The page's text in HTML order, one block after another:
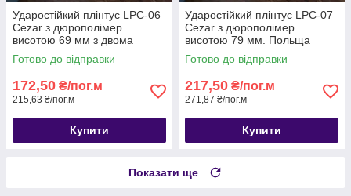
Ударостійкий плінтус LPC-06
Cezar з дюрополімер
висотою 69 мм з двома
кабель каналами. Плінтус
цезар
Готово до відправки
172,50 ₴/пог.м
215,63 ₴/пог.м
Купити
Ударостійкий плінтус LPC-07
Cezar з дюрополімер
висотою 79 мм. Польща
Готово до відправки
217,50 ₴/пог.м
271,87 ₴/пог.м
Купити
Показати ще